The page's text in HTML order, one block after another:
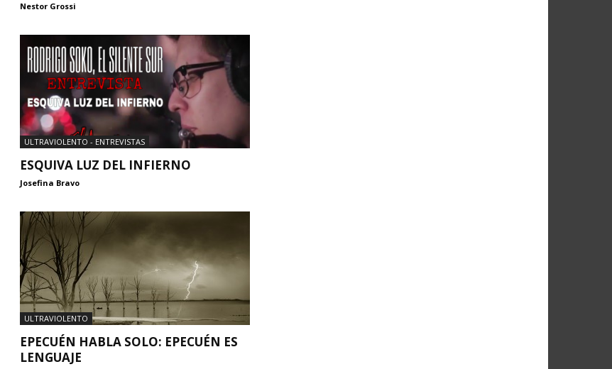
Nestor Grossi
ULTRAVIOLENTO - ENTREVISTAS
ESQUIVA LUZ DEL INFIERNO
Josefina Bravo
ULTRAVIOLENTO
EPECUÉN HABLA SOLO: EPECUÉN ES
LENGUAJE